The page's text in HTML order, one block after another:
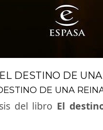
DESTINO DE
DE UNA
del libro El